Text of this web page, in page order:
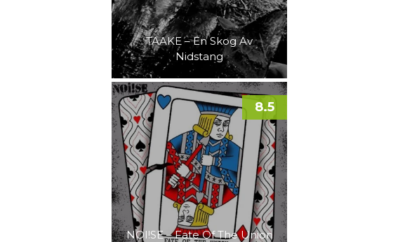
TAAKE – En Skog Av
Nidstang
NOI!SE – Fate Of The Union
8.5